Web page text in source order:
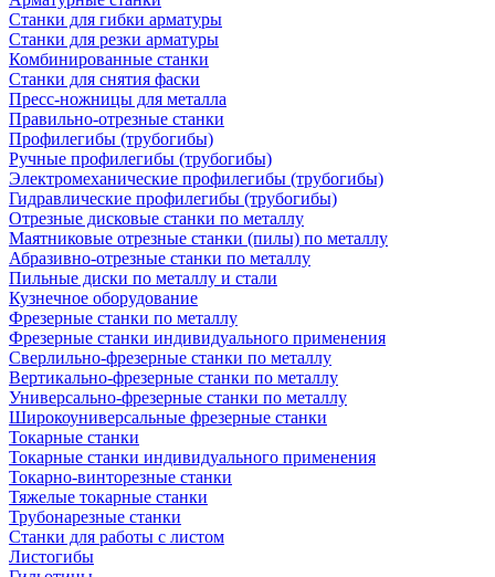
Станки для гибки арматуры
Станки для резки арматуры
Комбинированные станки
Станки для снятия фаски
Пресс-ножницы для металла
Правильно-отрезные станки
Профилегибы (трубогибы)
Ручные профилегибы (трубогибы)
Электромеханические профилегибы (трубогибы)
Гидравлические профилегибы (трубогибы)
Отрезные дисковые станки по металлу
Маятниковые отрезные станки (пилы) по металлу
Абразивно-отрезные станки по металлу
Пильные диски по металлу и стали
Кузнечное оборудование
Фрезерные станки по металлу
Фрезерные станки индивидуального применения
Сверлильно-фрезерные станки по металлу
Вертикально-фрезерные станки по металлу
Универсально-фрезерные станки по металлу
Широкоуниверсальные фрезерные станки
Токарные станки
Токарные станки индивидуального применения
Токарно-винторезные станки
Тяжелые токарные станки
Трубонарезные станки
Станки для работы с листом
Листогибы